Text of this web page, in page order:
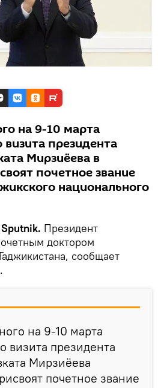
на 9-10 марта
визита президента
Мирзиёева в
почетное звание
национального
Президент
доктором
сообщает
на 9-10 марта
визита президента
Мирзиёева
почетное звание